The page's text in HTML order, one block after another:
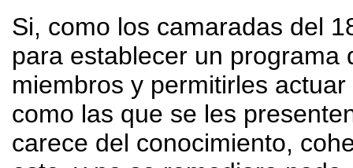
Si, como los camaradas del
para establecer un
miembros y permitirles
como las que se les
carece del conocimiento,